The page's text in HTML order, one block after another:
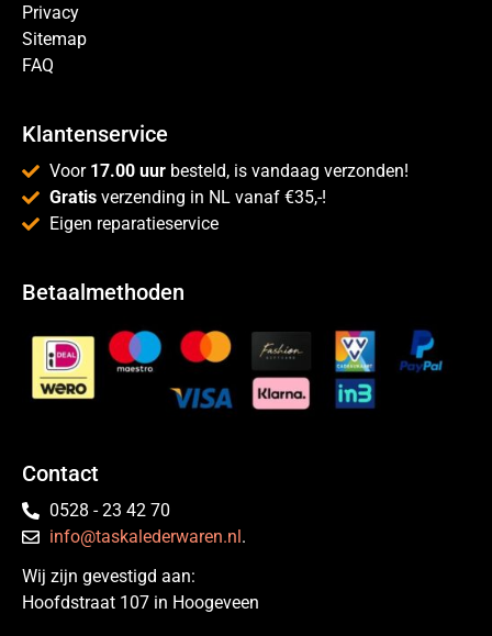
Privacy
Sitemap
FAQ
Klantenservice
Voor 17.00 uur besteld, is vandaag verzonden!
Gratis verzending in NL vanaf €35,-!
Eigen reparatieservice
Betaalmethoden
Contact
0528 - 23 42 70
info@taskalederwaren.nl.
Wij zijn gevestigd aan:
Hoofdstraat 107 in Hoogeveen